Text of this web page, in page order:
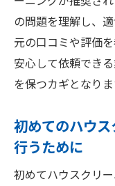
保険内容
の問題を理解し、
元の口コミや評価
安心して依頼でき
を保つカギとなりま
初めてのハウ
行うために
初めてハウスクリ